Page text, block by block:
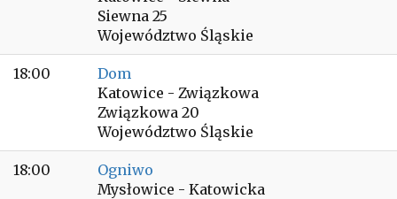
Siewna 25
Województwo Śląskie
18:00
Dom
Katowice - Związkowa
Związkowa 20
Województwo Śląskie
18:00
Ogniwo
Mysłowice - Katowicka